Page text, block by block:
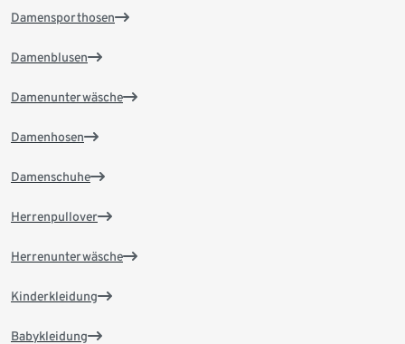
Damensporthosen
Damenblusen
Damenunterwäsche
Damenhosen
Damenschuhe
Herrenpullover
Herrenunterwäsche
Kinderkleidung
Babykleidung